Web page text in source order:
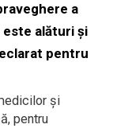
a
este alături şi
pentru
şi
pentru